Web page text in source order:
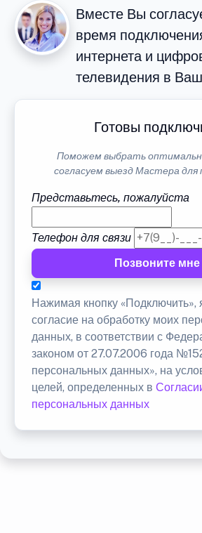
Вместе Вы
время
интернета и
телевидения в
Готовы
Поможем выбрать
согласуем выезд Мастера для
Представьтесь, пожалуйста
Телефон для связи
Позвоните мне
Нажимая кнопку «Подключить»,
согласие на обработку моих
данных, в соответствии с
законом от 27.07.2006 года
персональных данных», на
целей, определенных в
персональных данных